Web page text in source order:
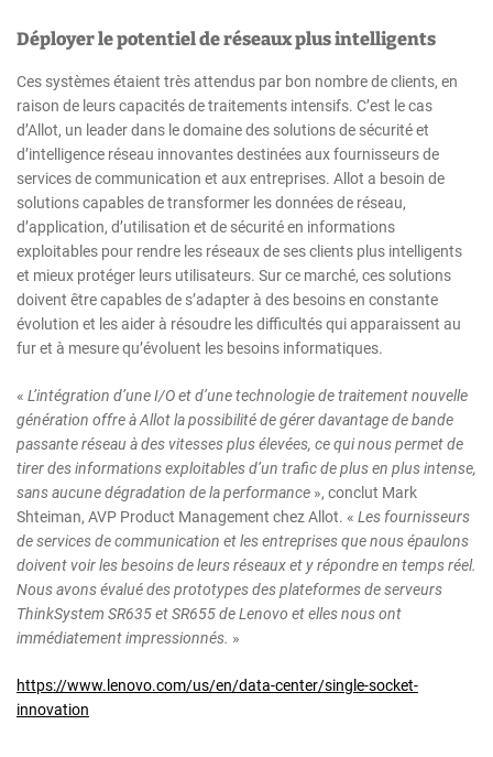
Déployer le potentiel de réseaux plus intelligents
Ces systèmes étaient très attendus par bon nombre de clients, en
raison de leurs capacités de traitements intensifs. C’est le cas
d’Allot, un leader dans le domaine des solutions de sécurité et
d’intelligence réseau innovantes destinées aux fournisseurs de
services de communication et aux entreprises. Allot a besoin de
solutions capables de transformer les données de réseau,
d’application, d’utilisation et de sécurité en informations
exploitables pour rendre les réseaux de ses clients plus intelligents
et mieux protéger leurs utilisateurs. Sur ce marché, ces solutions
doivent être capables de s’adapter à des besoins en constante
évolution et les aider à résoudre les difficultés qui apparaissent au
fur et à mesure qu’évoluent les besoins informatiques.
« L’intégration d’une I/O et d’une technologie de traitement nouvelle
génération offre à Allot la possibilité de gérer davantage de bande
passante réseau à des vitesses plus élevées, ce qui nous permet de
tirer des informations exploitables d’un trafic de plus en plus intense,
sans aucune dégradation de la performance », conclut Mark
Shteiman, AVP Product Management chez Allot. « Les fournisseurs
de services de communication et les entreprises que nous épaulons
doivent voir les besoins de leurs réseaux et y répondre en temps réel.
Nous avons évalué des prototypes des plateformes de serveurs
ThinkSystem SR635 et SR655 de Lenovo et elles nous ont
immédiatement impressionnés. »
https://www.lenovo.com/us/en/data-center/single-socket-
innovation